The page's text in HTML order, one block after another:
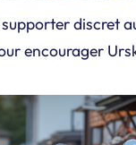
discret
encourager